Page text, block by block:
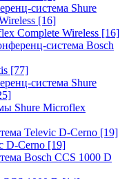
система Shure
[16]
Complete Wireless [16]
система Bosch
[77]
система Shure
Shure Microflex
Televic D-Cerno [19]
D-Cerno [19]
Bosch CCS 1000 D